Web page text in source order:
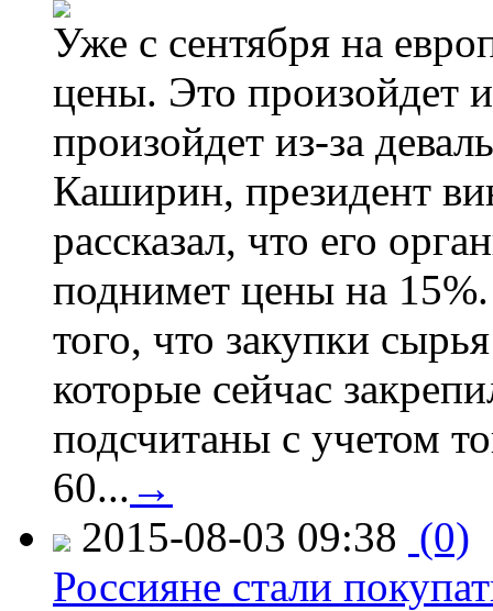
Уже с сентября на
цены. Это произойдет
произойдет из-за
Каширин, президент
рассказал, что его
поднимет цены на
того, что закупки
которые сейчас
подсчитаны с учетом
60... →
2015-08-03 09:38 (0)
Россияне стали